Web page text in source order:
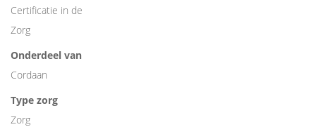
Certificatie in de
Zorg
Onderdeel van
Cordaan
Type zorg
Zorg